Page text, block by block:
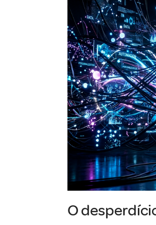
O